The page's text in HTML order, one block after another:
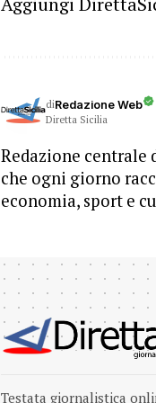
diRedazione Web
Diretta Sicilia
Redazione
che ogni giorno
economia, sport e
Testata giornalistica